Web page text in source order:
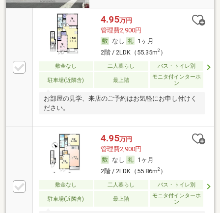
4.95万円
管理費2,900円
なし
1ヶ月
2階 / 2LDK（55.35m2）
敷金なし 二人暮らし バス・トイレ別
駐車場(近隣含) 最上階
モニタ付インターホ
ン
お部屋の見学、来店のご予約はお気軽にお申し付けく
ださい。
4.95万円
管理費2,900円
なし
1ヶ月
2階 / 2LDK（55.86m2）
敷金なし 二人暮らし バス・トイレ別
駐車場(近隣含) 最上階
モニタ付インターホ
ン